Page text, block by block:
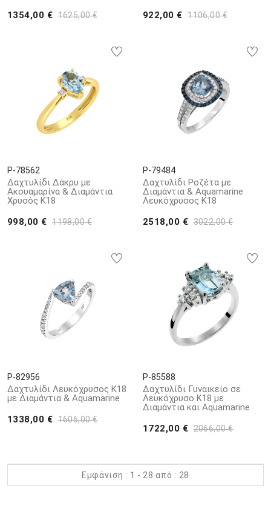
1354,00 € 1625,00 €
922,00 € 1106,00 €
P-78562
Δαχτυλίδι Δάκρυ με
Ακουαμαρίνα & Διαμάντια
Χρυσός Κ18
998,00 € 1198,00 €
P-79484
Δαχτυλίδι Ροζέτα με
Διαμάντια & Aquamarine
Λευκόχρυσος K18
2518,00 € 3022,00 €
P-82956
Δαχτυλίδι Λευκόχρυσος K18
με Διαμάντια & Aquamarine
1338,00 € 1606,00 €
P-85588
Δαχτυλίδι Γυναικείο σε
Λευκόχρυσο Κ18 με
Διαμάντια και Aquamarine
1722,00 € 2066,00 €
Εμφάνιση : 1 - 28 από : 28